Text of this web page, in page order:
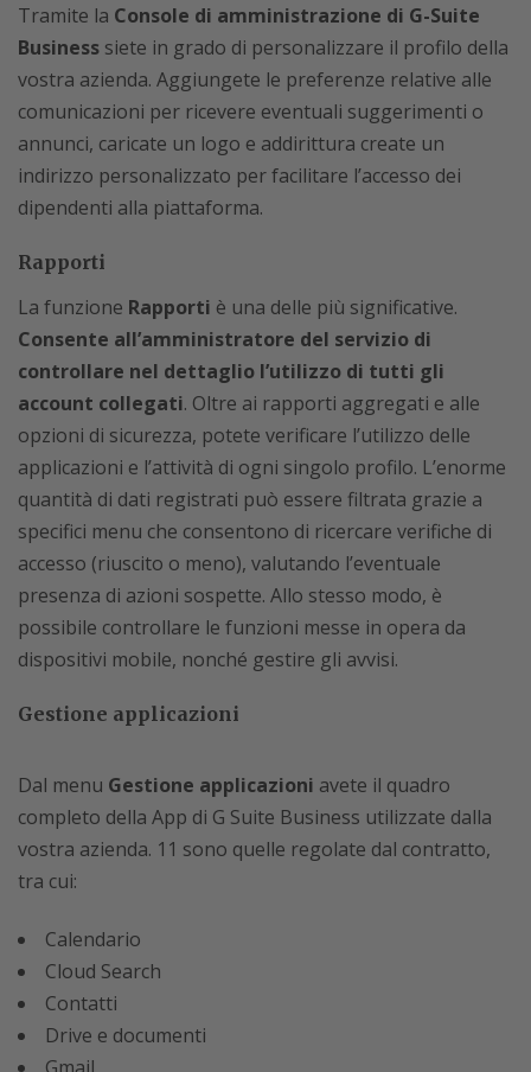
Tramite la Console di amministrazione di G-Suite
Business siete in grado di personalizzare il profilo della
vostra azienda. Aggiungete le preferenze relative alle
comunicazioni per ricevere eventuali suggerimenti o
annunci, caricate un logo e addirittura create un
indirizzo personalizzato per facilitare l’accesso dei
dipendenti alla piattaforma.
Rapporti
La funzione Rapporti è una delle più significative.
Consente all’amministratore del servizio di
controllare nel dettaglio l’utilizzo di tutti gli
account collegati. Oltre ai rapporti aggregati e alle
opzioni di sicurezza, potete verificare l’utilizzo delle
applicazioni e l’attività di ogni singolo profilo. L’enorme
quantità di dati registrati può essere filtrata grazie a
specifici menu che consentono di ricercare verifiche di
accesso (riuscito o meno), valutando l’eventuale
presenza di azioni sospette. Allo stesso modo, è
possibile controllare le funzioni messe in opera da
dispositivi mobile, nonché gestire gli avvisi.
Gestione applicazioni
Dal menu Gestione applicazioni avete il quadro
completo della App di G Suite Business utilizzate dalla
vostra azienda. 11 sono quelle regolate dal contratto,
tra cui:
Calendario
Cloud Search
Contatti
Drive e documenti